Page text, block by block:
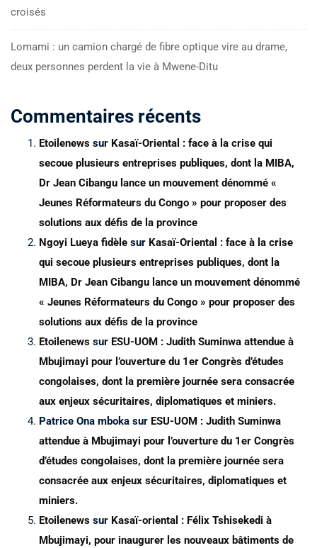
croisés
Lomami : un camion chargé de fibre optique vire au drame,
deux personnes perdent la vie à Mwene-Ditu
Commentaires récents
Etoilenews sur Kasaï-Oriental : face à la crise qui
secoue plusieurs entreprises publiques, dont la MIBA,
Dr Jean Cibangu lance un mouvement dénommé «
Jeunes Réformateurs du Congo » pour proposer des
solutions aux défis de la province
Ngoyi Lueya fidèle sur Kasaï-Oriental : face à la crise
qui secoue plusieurs entreprises publiques, dont la
MIBA, Dr Jean Cibangu lance un mouvement dénommé
« Jeunes Réformateurs du Congo » pour proposer des
solutions aux défis de la province
Etoilenews sur ESU-UOM : Judith Suminwa attendue à
Mbujimayi pour l’ouverture du 1er Congrès d’études
congolaises, dont la première journée sera consacrée
aux enjeux sécuritaires, diplomatiques et miniers.
Patrice Ona mboka sur ESU-UOM : Judith Suminwa
attendue à Mbujimayi pour l’ouverture du 1er Congrès
d’études congolaises, dont la première journée sera
consacrée aux enjeux sécuritaires, diplomatiques et
miniers.
Etoilenews sur Kasaï-oriental : Félix Tshisekedi à
Mbujimayi, pour inaugurer les nouveaux bâtiments de